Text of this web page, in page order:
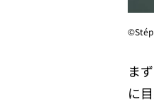
ま
に